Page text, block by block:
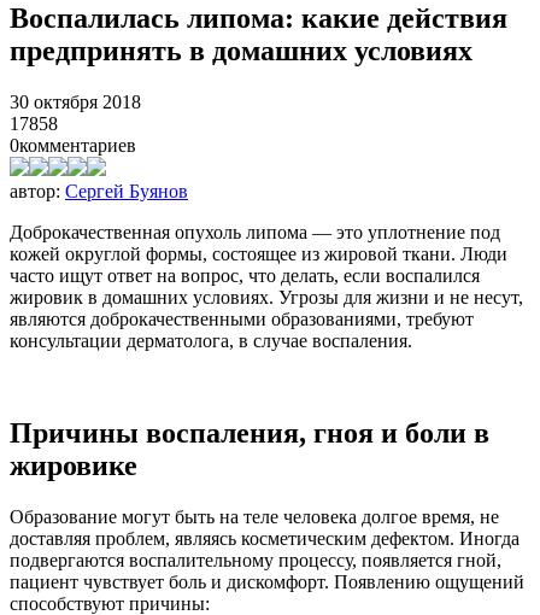
Воспалилась липома: какие действия
предпринять в домашних условиях
30 октября 2018
17858
0комментариев
автор: Сергей Буянов
Доброкачественная опухоль липома — это уплотнение под
кожей округлой формы, состоящее из жировой ткани. Люди
часто ищут ответ на вопрос, что делать, если воспалился
жировик в домашних условиях. Угрозы для жизни и не несут,
являются доброкачественными образованиями, требуют
консультации дерматолога, в случае воспаления.
Причины воспаления, гноя и боли в
жировике
Образование могут быть на теле человека долгое время, не
доставляя проблем, являясь косметическим дефектом. Иногда
подвергаются воспалительному процессу, появляется гной,
пациент чувствует боль и дискомфорт. Появлению ощущений
способствуют причины: